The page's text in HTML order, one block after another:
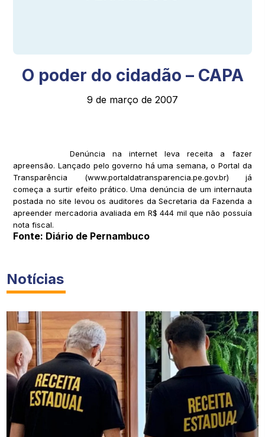
O poder do cidadão – CAPA
9 de março de 2007
Denúncia na internet leva receita a fazer
apreensão. Lançado pelo governo há uma semana, o Portal da
Transparência (www.portaldatransparencia.pe.gov.br) já
começa a surtir efeito prático. Uma denúncia de um internauta
postada no site levou os auditores da Secretaria da Fazenda a
apreender mercadoria avaliada em R$ 444 mil que não possuía
nota fiscal.
Fonte: Diário de Pernambuco
Notícias